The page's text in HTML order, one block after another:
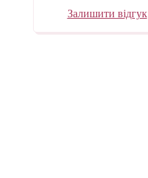
Залишити відгук